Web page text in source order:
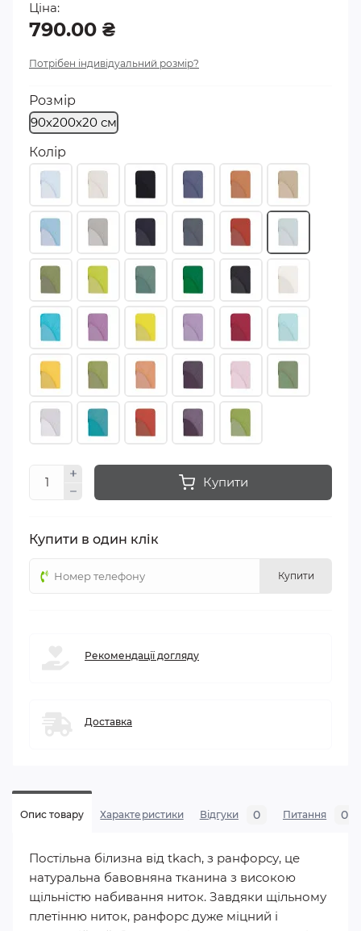
Ціна:
790.00 ₴
Потрібен індивідуальний розмір?
Розмір
90х200х20 см
Колір
Купити
Купити в один клік
Купити
Рекомендації догляду
Доставка
Опис товару Характеристики Відгуки 0 Питання 0
Постільна білизна від tkach, з ранфорсу, це
натуральна бавовняна тканина з високою
щільністю набивання ниток. Завдяки щільному
плетінню ниток, ранфорс дуже міцний і